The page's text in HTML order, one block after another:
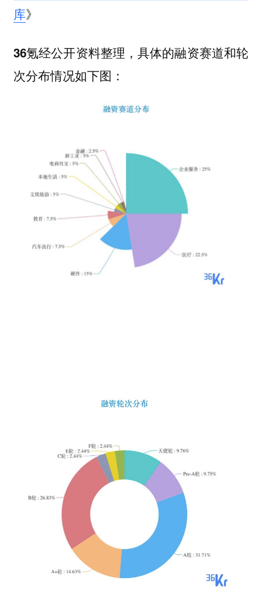
库》
36氪经公开资料整理，具体的融资赛道和轮
次分布情况如下图：